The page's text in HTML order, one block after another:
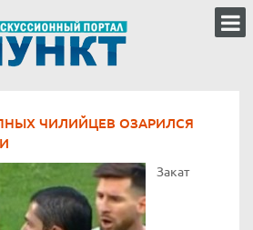
ЧИЛИЙЦЕВ ОЗАРИЛСЯ
Закат